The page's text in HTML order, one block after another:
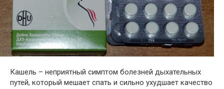
Кашель – неприятный симптом болезней дыхательных
путей, который мешает спать и сильно ухудшает качество